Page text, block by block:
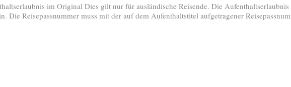
im Original Dies gilt nur für ausländische Reisende. Die Aufenthaltserlaubnis
Die Reisepassnummer muss mit der auf dem Aufenthaltstitel aufgetragener